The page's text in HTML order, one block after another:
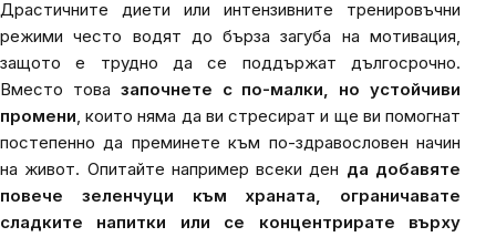
Драстичните диети или интензивните тренировъчни
режими често водят до бърза загуба на мотивация,
защото е трудно да се поддържат дългосрочно.
Вместо това започнете с по-малки, но устойчиви
промени, които няма да ви стресират и ще ви помогнат
постепенно да преминете към по-здравословен начин
на живот. Опитайте например всеки ден да добавяте
повече зеленчуци към храната, ограничавате
сладките напитки или се концентрирате върху